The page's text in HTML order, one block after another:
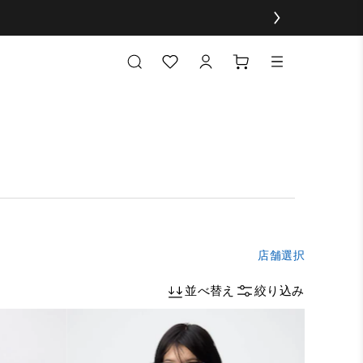
店舗選択
並べ替え 絞り込み